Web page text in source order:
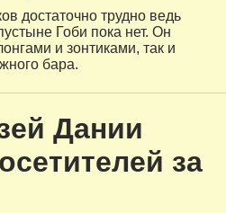
достаточно трудно ведь
Гоби пока нет. Он
и зонтиками, так и
бара.
Дании
за